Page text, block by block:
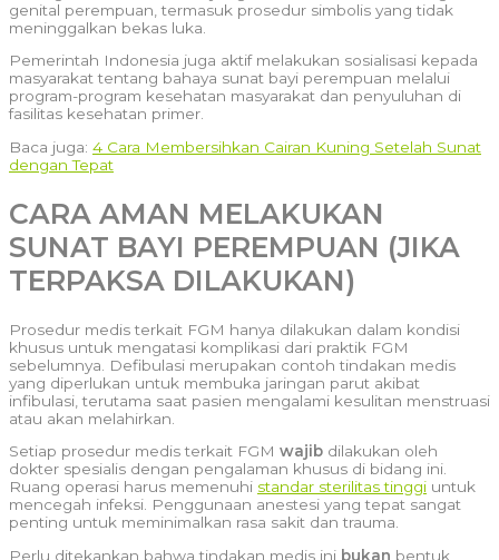
genital perempuan, termasuk prosedur simbolis yang tidak
meninggalkan bekas luka.
Pemerintah Indonesia juga aktif melakukan sosialisasi kepada
masyarakat tentang bahaya sunat bayi perempuan melalui
program-program kesehatan masyarakat dan penyuluhan di
fasilitas kesehatan primer.
Baca juga: 4 Cara Membersihkan Cairan Kuning Setelah Sunat
dengan Tepat
CARA AMAN MELAKUKAN
SUNAT BAYI PEREMPUAN (JIKA
TERPAKSA DILAKUKAN)
Prosedur medis terkait FGM hanya dilakukan dalam kondisi
khusus untuk mengatasi komplikasi dari praktik FGM
sebelumnya. Defibulasi merupakan contoh tindakan medis
yang diperlukan untuk membuka jaringan parut akibat
infibulasi, terutama saat pasien mengalami kesulitan menstruasi
atau akan melahirkan.
Setiap prosedur medis terkait FGM wajib dilakukan oleh
dokter spesialis dengan pengalaman khusus di bidang ini.
Ruang operasi harus memenuhi standar sterilitas tinggi untuk
mencegah infeksi. Penggunaan anestesi yang tepat sangat
penting untuk meminimalkan rasa sakit dan trauma.
Perlu ditekankan bahwa tindakan medis ini bukan bentuk